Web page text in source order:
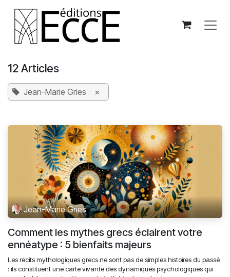
Se rendre au contenu
12 Articles
Jean-Marie Gries ×
Jean-Marie Gries
Comment les mythes grecs éclairent votre
ennéatype : 5 bienfaits majeurs
Les récits mythologiques grecs ne sont pas de simples histoires du passé
: ils constituent une carte vivante des dynamiques psychologiques qui